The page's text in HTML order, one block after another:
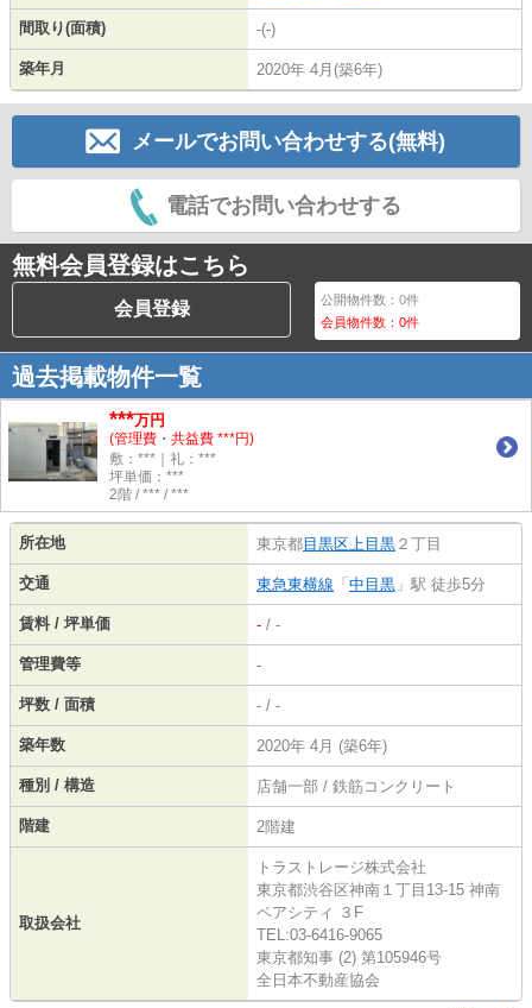
間取り(面積) -(-)
築年月 2020年 4月(築6年)
メールでお問い合わせする(無料)
電話でお問い合わせする
無料会員登録はこちら
会員登録 公開物件数：0件
会員物件数：0件
過去掲載物件一覧
***万円
(管理費・共益費 ***円)
敷：***｜礼：***
坪単価：***
2階 / *** / ***
所在地 東京都目黒区上目黒 ２丁目
交通 東急東横線 「 中目黒 」駅 徒歩5分
賃料 / 坪単価 - / -
管理費等 -
坪数 / 面積 - / -
築年数 2020年 4月 (築6年)
種別 / 構造 店舗一部 / 鉄筋コンクリート
階建 2階建
取扱会社
トラストレージ株式会社
東京都渋谷区神南１丁目13-15 神南
ペアシティ ３F
TEL:03-6416-9065
東京都知事 (2) 第105946号
全日本不動産協会